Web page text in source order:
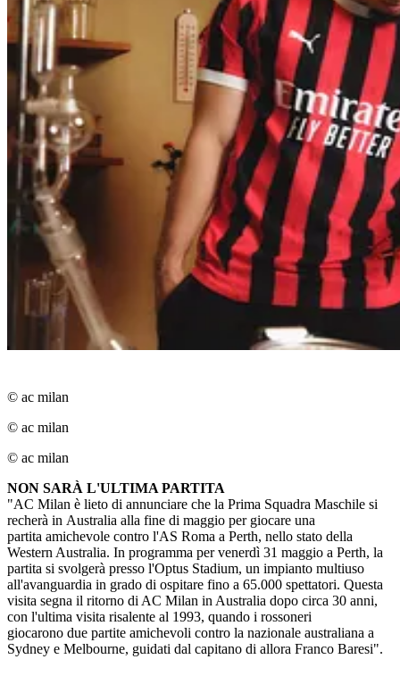
© ac milan
© ac milan
© ac milan
NON SARÀ L'ULTIMA PARTITA
"AC Milan è lieto di annunciare che la Prima Squadra Maschile si
recherà in Australia alla fine di maggio per giocare una
partita amichevole contro l'AS Roma a Perth, nello stato della
Western Australia. In programma per venerdì 31 maggio a Perth, la
partita si svolgerà presso l'Optus Stadium, un impianto multiuso
all'avanguardia in grado di ospitare fino a 65.000 spettatori. Questa
visita segna il ritorno di AC Milan in Australia dopo circa 30 anni,
con l'ultima visita risalente al 1993, quando i rossoneri
giocarono due partite amichevoli contro la nazionale australiana a
Sydney e Melbourne, guidati dal capitano di allora Franco Baresi".